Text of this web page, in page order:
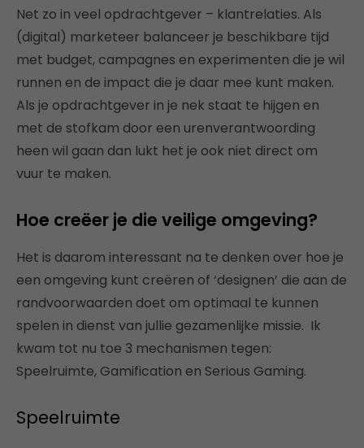
Net zo in veel opdrachtgever – klantrelaties. Als
(digital) marketeer balanceer je beschikbare tijd
met budget, campagnes en experimenten die je wil
runnen en de impact die je daar mee kunt maken.
Als je opdrachtgever in je nek staat te hijgen en
met de stofkam door een urenverantwoording
heen wil gaan dan lukt het je ook niet direct om
vuur te maken.
Hoe creëer je die veilige omgeving?
Het is daarom interessant na te denken over hoe je
een omgeving kunt creëren of ‘designen’ die aan de
randvoorwaarden doet om optimaal te kunnen
spelen in dienst van jullie gezamenlijke missie. Ik
kwam tot nu toe 3 mechanismen tegen:
Speelruimte, Gamification en Serious Gaming.
Speelruimte